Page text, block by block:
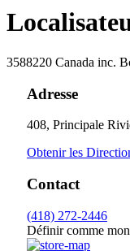
3588220 Canada inc.
Adresse
408, Principale
Obtenir les
Contact
(418) 272-2446
Définir comme